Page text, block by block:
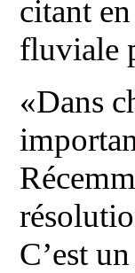
citant
fluviale
«Dans
C’est